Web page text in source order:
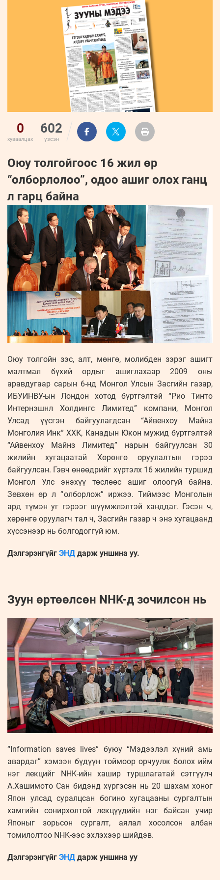
Бүртгүүлэх
Нэвтрэх
Бизнес
хөгжил
Leaderships
forum
ФОТО
УРЛАГ
ҮНДЭСНИЙ
МЭДЭЭЛЛИЙН
ТӨВ
0
хуваалцах
602
үзсэн
Оюу толгойгоос 16 жил өр
“олборлолоо”, одоо ашиг олох ганц
л гарц байна
Оюу толгойн зэс, алт, мөнгө, молибден зэрэг ашигт
малтмал бүхий ордыг ашиглахаар 2009 оны
аравдугаар сарын 6-нд Монгол Улсын Засгийн газар,
ИБУИНВУ-ын Лондон хотод бүртгэлтэй “Рио Тинто
Интернэшнл Холдингс Лимитед” компани, Монгол
Улсад үүсгэн байгуулагдсан “Айвенхоу Майнз
Монголия Инк” ХХК, Канадын Юкон мужид бүртгэлтэй
“Айвенхоу Майнз Лимитед” нарын байгуулсан 30
жилийн хугацаатай Хөрөнгө оруулалтын гэрээ
байгуулсан. Гэвч өнөөдрийг хүртэлх 16 жилийн туршид
Монгол Улс энэхүү төслөөс ашиг олоогүй байна.
Зөвхөн өр л “олборлож” иржээ. Тиймээс Монголын
ард түмэн уг гэрээг шүүмжлэлтэй ханддаг. Гэсэн ч,
хөрөнгө оруулагч тал ч, Засгийн газар ч энэ хугацаанд
хүссэнээр нь болгодоггүй юм.
Дэлгэрэнгүйг ЭНД дарж уншина уу.
Зуун өртөөлсөн NHK-д зочилсон нь
“Information saves lives” буюу “Мэдээлэл хүний амь
авардаг” хэмээн бүдүүн тоймоор орчуулж болох ийм
нэг лекцийг NHK-ийн хашир туршлагатай сэтгүүлч
А.Хашимото Сан бидэнд хүргэсэн нь 20 шахам хоног
Япон улсад суралцсан богино хугацааны сургалтын
хамгийн сонирхолтой лекцүүдийн нэг байсан учир
Японыг зорьсон сургалт, аялал хосолсон албан
томилолтоо NHK-ээс эхлэхээр шийдэв.
Дэлгэрэнгүйг ЭНД дарж уншина уу